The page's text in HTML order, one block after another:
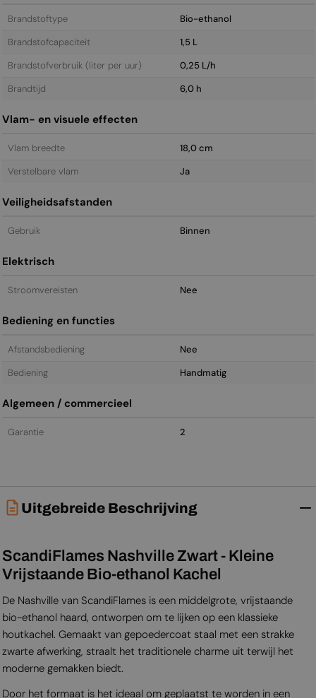
Brandstoftype
Bio-ethanol
Brandstofcapaciteit
1,5 L
Brandstofverbruik (liter per uur)
0,25 L/h
Brandtijd
6,0 h
Vlam- en visuele effecten
Vlam breedte
18,0 cm
Verstelbare vlam
Ja
Veiligheidsafstanden
Gebruik Binnen
Elektrisch
Stroomvereisten Nee
Bediening en functies
Afstandsbediening
Nee
Bediening
Handmatig
Algemeen / commercieel
Garantie 2
Uitgebreide Beschrijving
ScandiFlames Nashville Zwart - Kleine
Vrijstaande Bio-ethanol Kachel
De Nashville van ScandiFlames is een middelgrote, vrijstaande
bio-ethanol haard, ontworpen om te lijken op een klassieke
houtkachel. Gemaakt van gepoedercoat staal met een strakke
zwarte afwerking, straalt het traditionele charme uit terwijl het
moderne gemakken biedt.
Door het formaat is het ideaal om geplaatst te worden in een